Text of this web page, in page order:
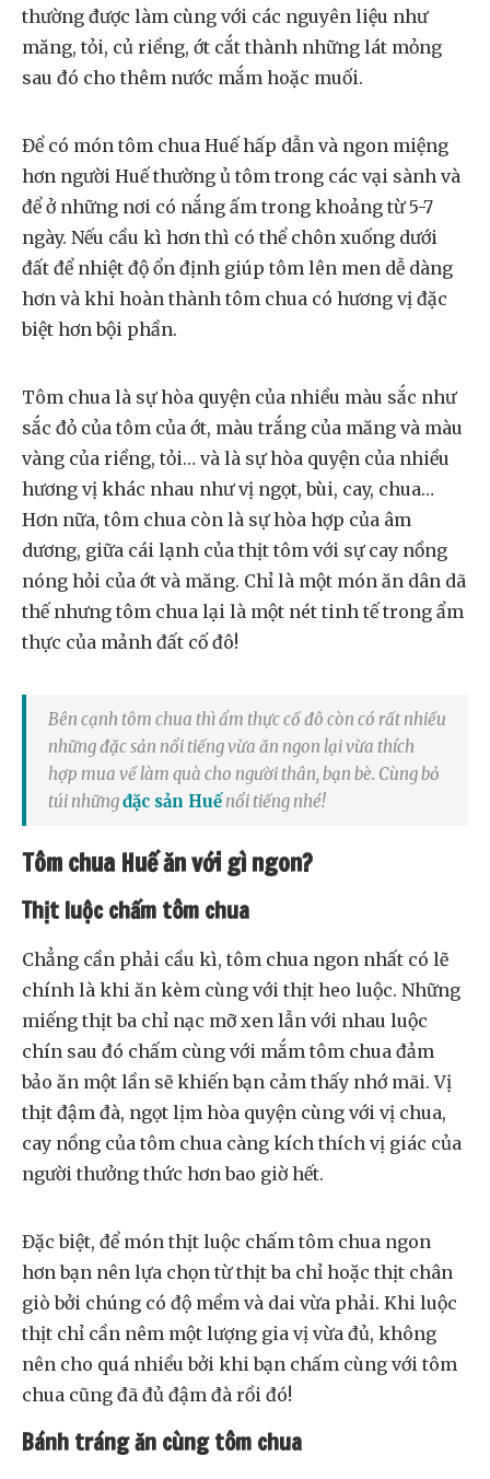
thường được làm cùng với các nguyên liệu như
măng, tỏi, củ riềng, ớt cắt thành những lát mỏng
sau đó cho thêm nước mắm hoặc muối.
Để có món tôm chua Huế hấp dẫn và ngon miệng
hơn người Huế thường ủ tôm trong các vại sành và
để ở những nơi có nắng ấm trong khoảng từ 5-7
ngày. Nếu cầu kì hơn thì có thể chôn xuống dưới
đất để nhiệt độ ổn định giúp tôm lên men dễ dàng
hơn và khi hoàn thành tôm chua có hương vị đặc
biệt hơn bội phần.
Tôm chua là sự hòa quyện của nhiều màu sắc như
sắc đỏ của tôm của ớt, màu trắng của măng và màu
vàng của riềng, tỏi… và là sự hòa quyện của nhiều
hương vị khác nhau như vị ngọt, bùi, cay, chua…
Hơn nữa, tôm chua còn là sự hòa hợp của âm
dương, giữa cái lạnh của thịt tôm với sự cay nồng
nóng hỏi của ớt và măng. Chỉ là một món ăn dân dã
thế nhưng tôm chua lại là một nét tinh tế trong ẩm
thực của mảnh đất cố đô!
Bên cạnh tôm chua thì ẩm thực cố đô còn có rất nhiều
những đặc sản nổi tiếng vừa ăn ngon lại vừa thích
hợp mua về làm quà cho người thân, bạn bè. Cùng bỏ
túi nhữngđặc sản Huế nổi tiếng nhé!
Tôm chua Huế ăn với gì ngon?
Thịt luộc chấm tôm chua
Chẳng cần phải cầu kì, tôm chua ngon nhất có lẽ
chính là khi ăn kèm cùng với thịt heo luộc. Những
miếng thịt ba chỉ nạc mỡ xen lẫn với nhau luộc
chín sau đó chấm cùng với mắm tôm chua đảm
bảo ăn một lần sẽ khiến bạn cảm thấy nhớ mãi. Vị
thịt đậm đà, ngọt lịm hòa quyện cùng với vị chua,
cay nồng của tôm chua càng kích thích vị giác của
người thưởng thức hơn bao giờ hết.
Đặc biệt, để món thịt luộc chấm tôm chua ngon
hơn bạn nên lựa chọn từ thịt ba chỉ hoặc thịt chân
giò bởi chúng có độ mềm và dai vừa phải. Khi luộc
thịt chỉ cần nêm một lượng gia vị vừa đủ, không
nên cho quá nhiều bởi khi bạn chấm cùng với tôm
chua cũng đã đủ đậm đà rồi đó!
Bánh tráng ăn cùng tôm chua